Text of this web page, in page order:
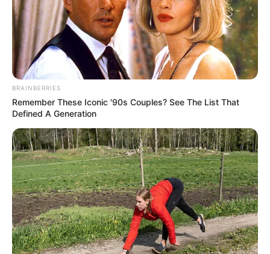
BRAINBERRIES
Remember These Iconic '90s Couples? See The List That
Defined A Generation